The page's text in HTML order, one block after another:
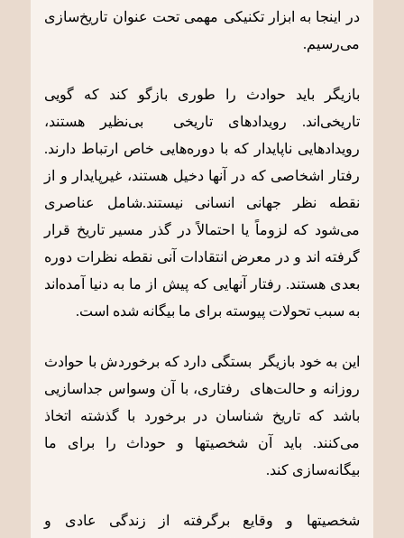
در اینجا به ابزار تکنیکی مهمی تحت عنوان تاریخ‌سازی
می‌رسیم.
بازیگر باید حوادث را طوری بازگو کند که گویی
تاریخی‌اند. رویدادهای تاریخی بی‌نظیر هستند،
رویدادهایی ناپایدار که با دوره‌هایی خاص ارتباط دارند.
رفتار اشخاصی که در آنها دخیل هستند، غیرپایدار و از
نقطه نظر جهانی انسانی نیستند.شامل عناصری
می‌شود که لزوماً یا احتمالاً در گذر مسیر تاریخ قرار
گرفته اند و در معرض انتقادات آنی نقطه نظرات دوره
بعدی هستند. رفتار آنهایی که پیش از ما به دنیا آمده‌اند
به سبب تحولات پیوسته برای ما بیگانه شده است.
این به خود بازیگر بستگی دارد که برخوردش با حوادث
روزانه و حالت‌های رفتاری، با آن وسواس جداسازیی
باشد که تاریخ شناسان در برخورد با گذشته اتخاذ
می‌کنند. باید آن شخصیتها و حوداث را برای ما
بیگانه‌سازی کند.
شخصیتها و وقایع برگرفته از زندگی عادی و